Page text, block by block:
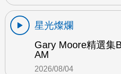
星光燦爛
Gary Moore精選集
AM
2026/08/04